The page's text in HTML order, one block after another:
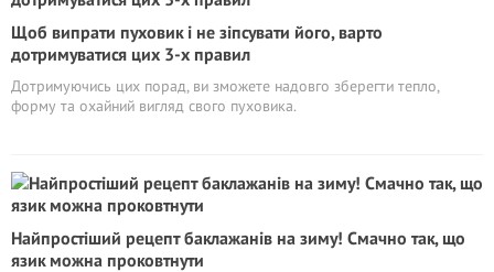
Щоб випрати пуховик і не зіпсувати його, варто
дотримуватися цих 3-х правил
Дотримуючись цих порад, ви зможете надовго зберегти тепло,
форму та охайний вигляд свого пуховика.
Найпростіший рецепт баклажанів на зиму! Смачно так, що
язик можна проковтнути